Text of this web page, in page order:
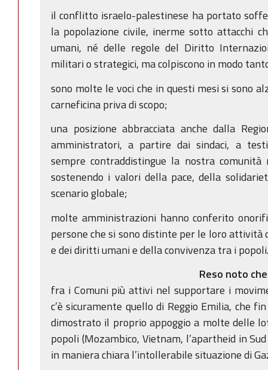
il conflitto israelo-palestinese ha portato
la popolazione civile, inerme sotto attacchi
umani, né delle regole del Diritto
militari o strategici, ma colpiscono in modo
sono molte le voci che in questi mesi si sono
carneficina priva di scopo;
una posizione abbracciata anche dalla
amministratori, a partire dai sindaci, a
sempre contraddistingue la nostra
sostenendo i valori della pace, della
scenario globale;
molte amministrazioni hanno conferito
persone che si sono distinte per le loro attività
e dei diritti umani e della convivenza tra i popoli.
Reso noto che
fra i Comuni più attivi nel supportare i
c’è sicuramente quello di Reggio Emilia, che
dimostrato il proprio appoggio a molte delle
popoli (Mozambico, Vietnam, l’apartheid in
in maniera chiara l’intollerabile situazione di